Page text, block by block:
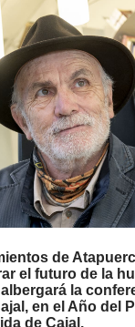
de
el futuro de la
la
en el Año del
de Cajal.